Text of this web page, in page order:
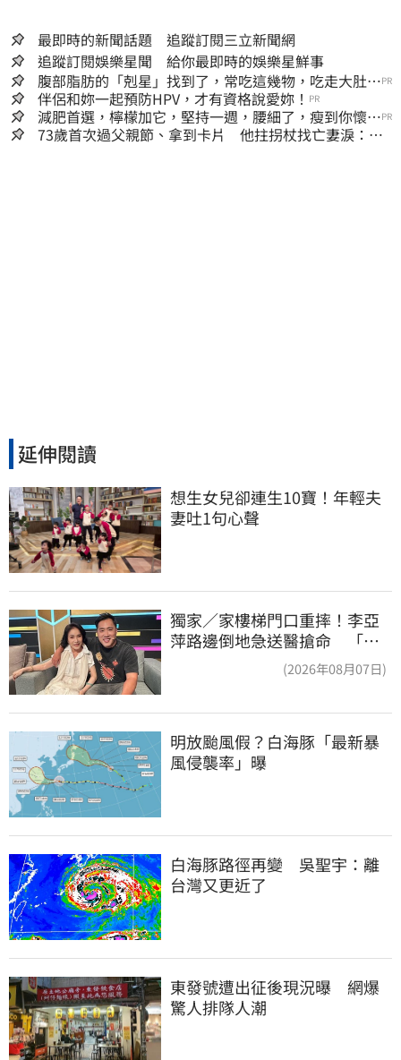
最即時的新聞話題 追蹤訂閱三立新聞網
追蹤訂閱娛樂星聞 給你最即時的娛樂星鮮事
腹部脂肪的「剋星」找到了，常吃這幾物，吃走大肚
囊，瘦出小蠻腰
PR
伴侶和妳一起預防HPV，才有資格說愛妳！ PR
減肥首選，檸檬加它，堅持一週，腰細了，瘦到你懷疑
人生
PR
73歲首次過父親節、拿到卡片 他拄拐杖找亡妻淚：今
延伸閱讀
想生女兒卻連生10寶！年輕夫
妻吐1句心聲
獨家／家樓梯門口重摔！李亞
萍路邊倒地急送醫搶命 「最
(2026年08月07日)
明放颱風假？白海豚「最新暴
風侵襲率」曝
白海豚路徑再變　吳聖宇：離
台灣又更近了
東發號遭出征後現況曝　網爆
驚人排隊人潮